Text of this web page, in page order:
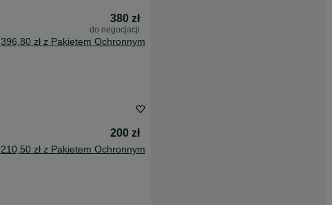
380 zł
do negocjacji
396,80 zł z Pakietem Ochronnym
200 zł
210,50 zł z Pakietem Ochronnym